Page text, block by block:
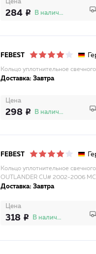
Цена
284 В наличии
FEBEST
Кольцо уплотнительное
Доставка: Завтра
Цена
298 В наличии
FEBEST
Кольцо уплотнительное
OUTLANDER CU# 2002-2006
Доставка: Завтра
Цена
318 В наличии